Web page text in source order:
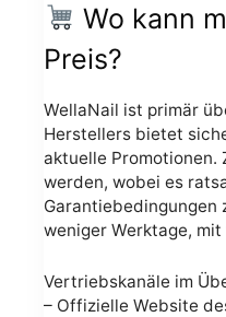
Wo kann
Preis?
WellaNail ist primär
Herstellers bietet
aktuelle Promotionen.
werden, wobei es
Garantiebedingungen
weniger Werktage,
Vertriebskanäle im
– Offizielle Website